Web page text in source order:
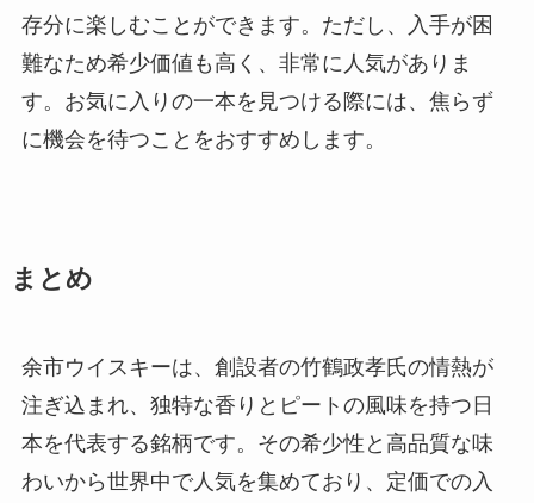
存分に楽しむことができます。ただし、入手が困
難なため希少価値も高く、非常に人気がありま
す。お気に入りの一本を見つける際には、焦らず
に機会を待つことをおすすめします。
まとめ
余市ウイスキーは、創設者の竹鶴政孝氏の情熱が
注ぎ込まれ、独特な香りとピートの風味を持つ日
本を代表する銘柄です。その希少性と高品質な味
わいから世界中で人気を集めており、定価での入